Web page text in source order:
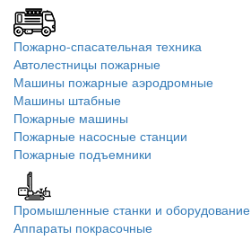
Пожарно-спасательная техника
Автолестницы пожарные
Машины пожарные аэродромные
Машины штабные
Пожарные машины
Пожарные насосные станции
Пожарные подъемники
Промышленные станки и оборудование
Аппараты покрасочные